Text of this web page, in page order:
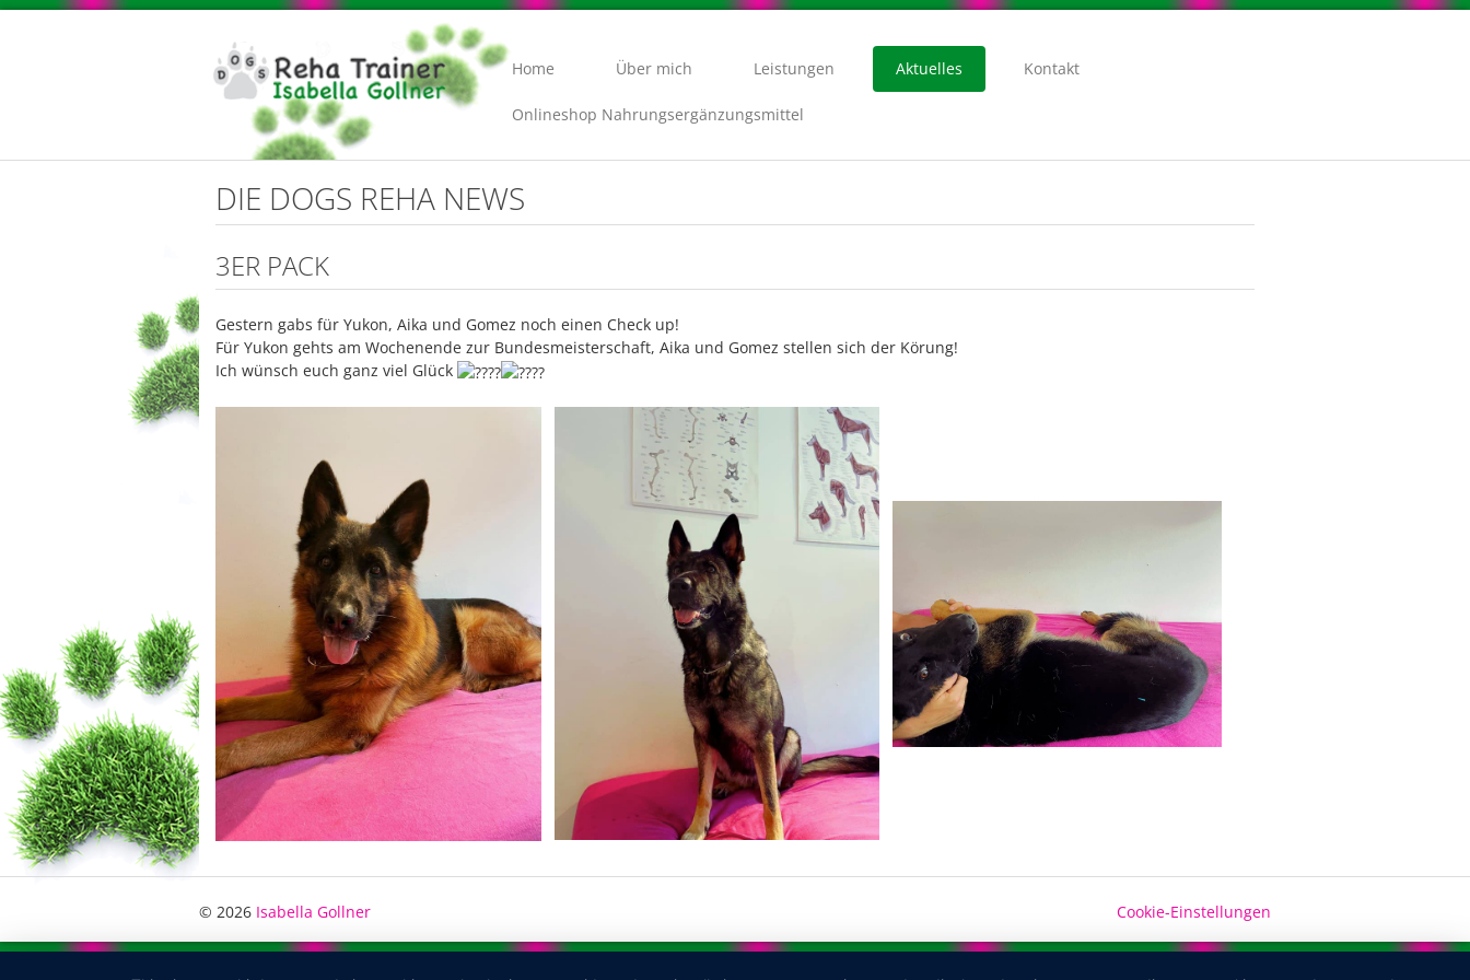
Home Über mich Leistungen Aktuelles Kontakt
Onlineshop Nahrungsergänzungsmittel
DIE DOGS REHA NEWS
3ER PACK
Gestern gabs für Yukon, Aika und Gomez noch einen Check up!
Für Yukon gehts am Wochenende zur Bundesmeisterschaft, Aika und Gomez stellen sich der Körung!
Ich wünsch euch ganz viel Glück
© 2026 Isabella Gollner Cookie-Einstellungen